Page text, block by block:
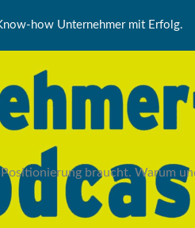
how Unternehmer mit Erfolg.
braucht. Warum